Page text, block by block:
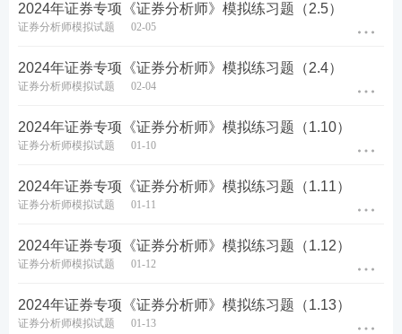
2024年证券专项《证券分析师》模拟练习题（2.5）
证券分析师模拟试题 02-05
2024年证券专项《证券分析师》模拟练习题（2.4）
证券分析师模拟试题 02-04
2024年证券专项《证券分析师》模拟练习题（1.10）
证券分析师模拟试题 01-10
2024年证券专项《证券分析师》模拟练习题（1.11）
证券分析师模拟试题 01-11
2024年证券专项《证券分析师》模拟练习题（1.12）
证券分析师模拟试题 01-12
2024年证券专项《证券分析师》模拟练习题（1.13）
证券分析师模拟试题 01-13